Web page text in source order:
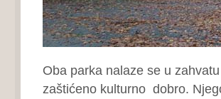
Oba parka nalaze se u
zaštićeno kulturno dobro.